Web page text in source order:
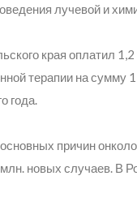
лучевой и
края оплатил
терапии на
года.
причин
новых случаев. В